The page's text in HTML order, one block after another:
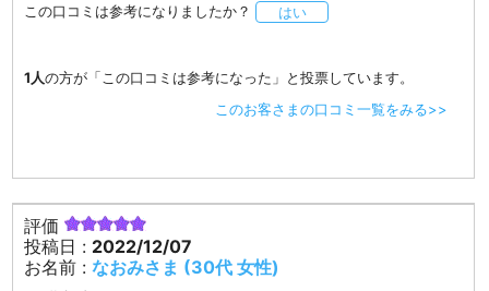
この口コミは参考になりましたか？ はい
1人の方が「この口コミは参考になった」と投票しています。
このお客さまの口コミ一覧をみる>>
評価
投稿日 : 2022/12/07
お名前 :なおみさま (30代 女性)